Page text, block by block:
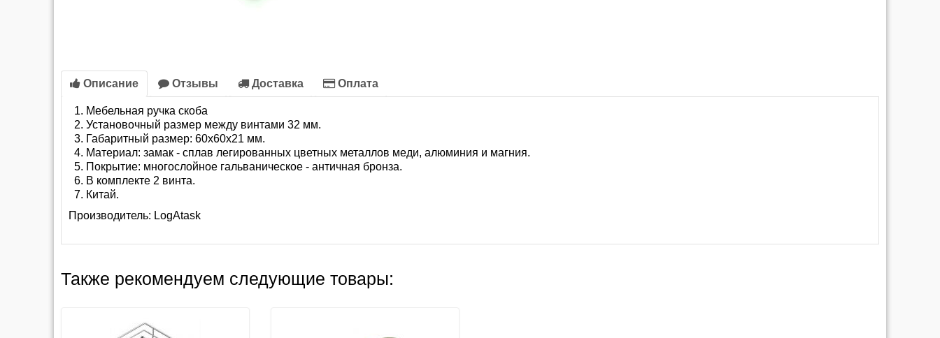
Описание Отзывы Доставка Оплата
Мебельная ручка скоба
Установочный размер между винтами 32 мм.
Габаритный размер: 60х60х21 мм.
Материал: замак - сплав легированных цветных металлов меди, алюминия и магния.
Покрытие: многослойное гальваническое - античная бронза.
В комплекте 2 винта.
Китай.
Производитель: LogAtask
Также рекомендуем следующие товары: